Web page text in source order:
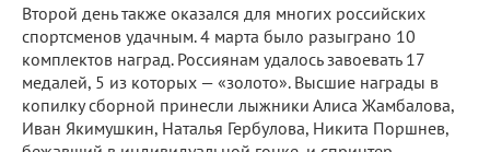
Второй день также оказался для многих российских
спортсменов удачным. 4 марта было разыграно 10
комплектов наград. Россиянам удалось завоевать 17
медалей, 5 из которых — «золото». Высшие награды в
копилку сборной принесли лыжники Алиса Жамбалова,
Иван Якимушкин, Наталья Гербулова, Никита Поршнев,